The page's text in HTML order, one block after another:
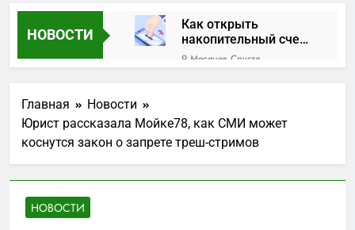
НОВОСТИ
Как открыть
накопительный счет
в банке
9 Месяцев Спустя
Официальный
Telegram-канал
1 Год Спустя
Вклады в рублях на
Главная
Новости
Юрист рассказала Мойке78, как СМИ может
коснутся закон о запрете треш-стримов
НОВОСТИ